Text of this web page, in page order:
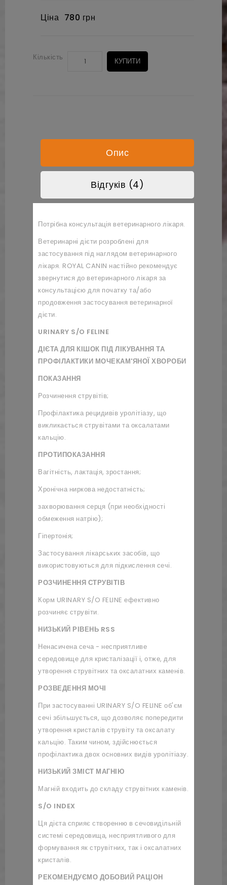
Ціна 780 грн
Кількість КУПИТИ
Опис
Відгуків (4)
Потрібна консультація ветеринарного лікаря.
Ветеринарні дієти розроблені для
застосування під наглядом ветеринарного
лікаря. ROYAL CANIN настійно рекомендує
звернутися до ветеринарного лікаря за
консультацією для початку та/або
продовження застосування ветеринарної
дієти.
URINARY S/O FELINE
ДІЄТА ДЛЯ КІШОК ПІД ЛІКУВАННЯ ТА
ПРОФІЛАКТИКИ МОЧЕКАМ'ЯНОЇ ХВОРОБИ
ПОКАЗАННЯ
Розчинення струвітів;
Профілактика рецидивів уролітіазу, що
викликається струвітами та оксалатами
кальцію.
ПРОТИПОКАЗАННЯ
Вагітність, лактація, зростання;
Хронічна ниркова недостатність;
захворювання серця (при необхідності
обмеження натрію);
Гіпертонія;
Застосування лікарських засобів, що
використовуються для підкислення сечі.
РОЗЧИНЕННЯ СТРУВІТІВ
Корм URINARY S/O FELINE ефективно
розчиняє струвіти.
НИЗЬКИЙ РІВЕНЬ RSS
Ненасичена сеча - несприятливе
середовище для кристалізації і, отже, для
утворення струвітних та оксалатних каменів.
РОЗВЕДЕННЯ МОЧІ
При застосуванні URINARY S/O FELINE об'єм
сечі збільшується, що дозволяє попередити
утворення кристалів струвіту та оксалату
кальцію. Таким чином, здійснюється
профілактика двох основних видів уролітіазу.
НИЗЬКИЙ ЗМІСТ МАГНІЮ
Магній входить до складу струвітних каменів.
S/O INDEX
Ця дієта сприяє створенню в сечовидільній
системі середовища, несприятливого для
формування як струвітних, так і оксалатних
кристалів.
РЕКОМЕНДУЄМО ДОБОВИЙ РАЦІОН